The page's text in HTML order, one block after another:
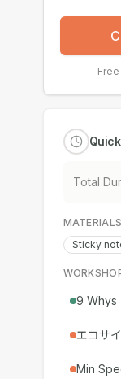
Total
Sticky
9 Whys
エコサ
Min